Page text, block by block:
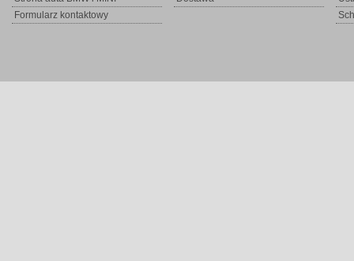
Formularz kontaktowy